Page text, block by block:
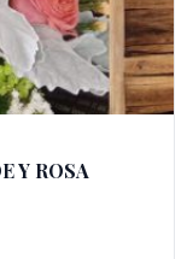
Y ROSA